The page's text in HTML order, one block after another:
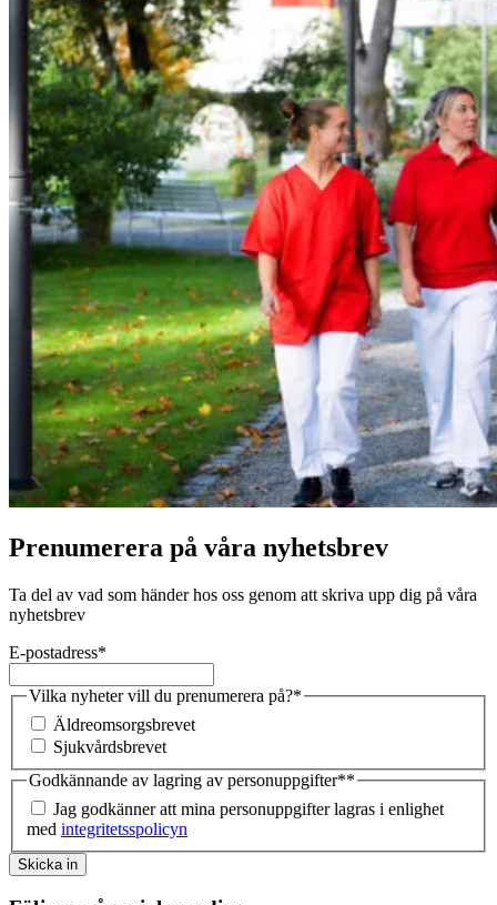
Prenumerera på våra nyhetsbrev
Ta del av vad som händer hos oss genom att skriva upp dig på våra
nyhetsbrev
E-postadress*
Vilka nyheter vill du prenumerera på?*
Äldreomsorgsbrevet
Sjukvårdsbrevet
Godkännande av lagring av personuppgifter**
Jag godkänner att mina personuppgifter lagras i enlighet
med integritetsspolicyn
Skicka in